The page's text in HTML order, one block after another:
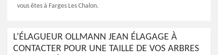
vous êtes à Farges Les Chalon.
L’ÉLAGUEUR OLLMANN JEAN ÉLAGAGE À
CONTACTER POUR UNE TAILLE DE VOS ARBRES